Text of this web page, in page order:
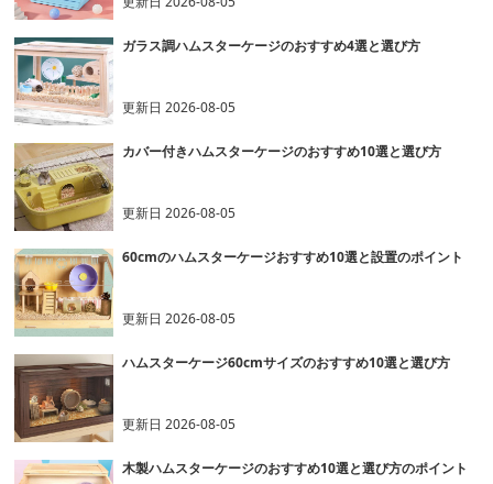
ガラス調ハムスターケージのおすすめ4選と選び方
更新日2026-08-05
カバー付きハムスターケージのおすすめ10選と選び方
更新日2026-08-05
60cmのハムスターケージおすすめ10選と設置のポイント
更新日2026-08-05
ハムスターケージ60cmサイズのおすすめ10選と選び方
更新日2026-08-05
木製ハムスターケージのおすすめ10選と選び方のポイント